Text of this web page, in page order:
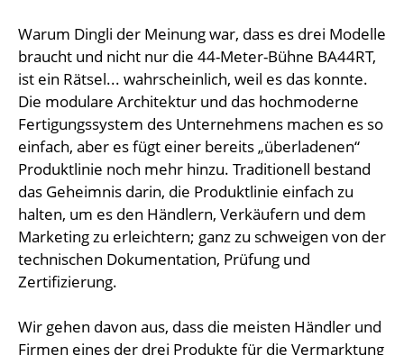
Warum Dingli der Meinung war, dass es drei Modelle
braucht und nicht nur die 44-Meter-Bühne BA44RT,
ist ein Rätsel... wahrscheinlich, weil es das konnte.
Die modulare Architektur und das hochmoderne
Fertigungssystem des Unternehmens machen es so
einfach, aber es fügt einer bereits „überladenen“
Produktlinie noch mehr hinzu. Traditionell bestand
das Geheimnis darin, die Produktlinie einfach zu
halten, um es den Händlern, Verkäufern und dem
Marketing zu erleichtern; ganz zu schweigen von der
technischen Dokumentation, Prüfung und
Zertifizierung.
Wir gehen davon aus, dass die meisten Händler und
Firmen eines der drei Produkte für die Vermarktung